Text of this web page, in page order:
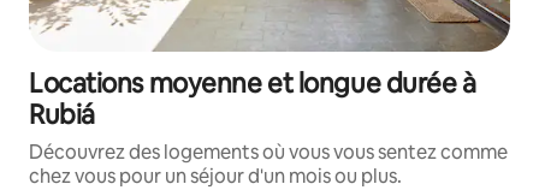
Locations moyenne et longue durée à
Rubiá
Découvrez des logements où vous vous sentez comme
chez vous pour un séjour d'un mois ou plus.